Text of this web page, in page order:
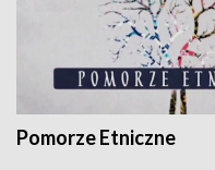
Pomorze Etniczne